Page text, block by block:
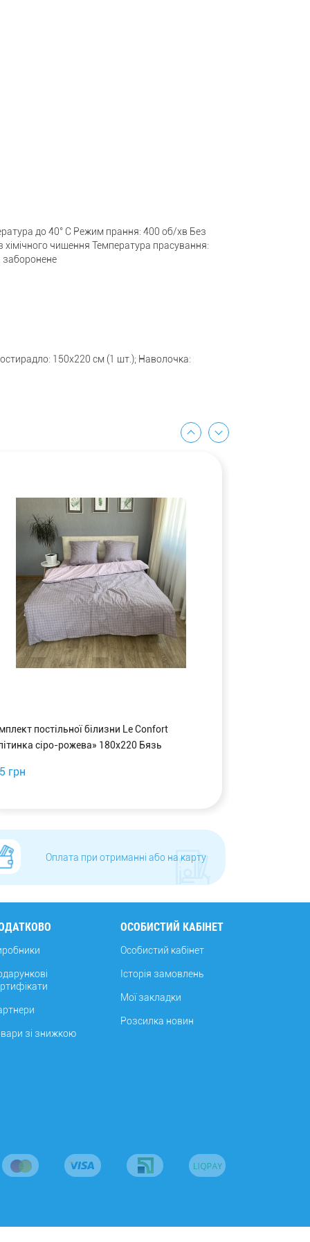
до 40° C Режим прання: 400 об/хв Без
хімічного чищення Температура прасування:
заборонене
150x220 см (1 шт.); Наволочка:
постільної білизни Le Confort
сіро-рожева» 180x220 Бязь
грн
Оплата при отриманні або на карту
зі знижкою
ОСОБИСТИЙ КАБІНЕТ
Особистий кабінет
Історія замовлень
Мої закладки
Розсилка новин